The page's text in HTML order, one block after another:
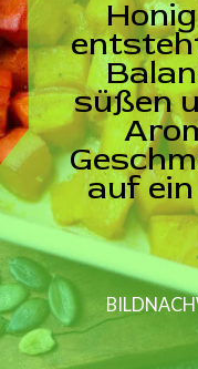
süßen
auf